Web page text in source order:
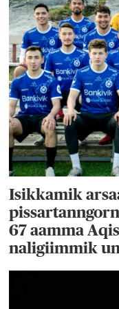
Isikkamik
67 aamma
naligiimmik